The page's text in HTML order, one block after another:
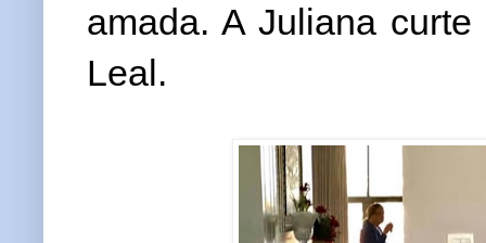
amada. A Juliana
Leal.